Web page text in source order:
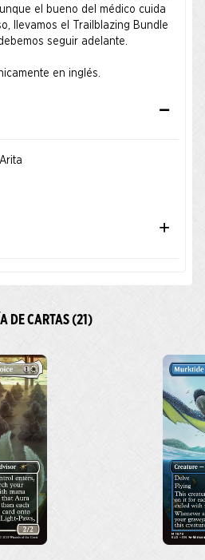
el bueno del médico cuida
llevamos el Trailblazing Bundle
seguir adelante.
en inglés.
DE CARTAS (21)